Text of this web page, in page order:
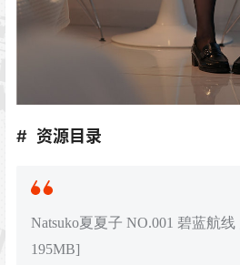
资源目录
Natsuko夏夏子 NO.001 碧蓝航
195MB]